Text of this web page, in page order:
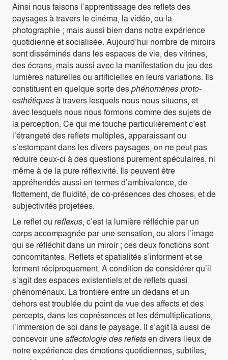
Ainsi nous faisons l’apprentissage des reflets des
paysages à travers le cinéma, la vidéo, ou la
photographie ; mais aussi bien dans notre expérience
quotidienne et socialisée. Aujourd’hui nombre de miroirs
sont disséminés dans les espaces de vie, des vitrines,
des écrans, mais aussi avec la manifestation du jeu des
lumières naturelles ou artificielles en leurs variations. Ils
constituent en quelque sorte desphénomènes proto-
esthétiquesà travers lesquels nous nous situons, et
avec lesquels nous nous formons comme des sujets de
la perception. Ce qui me touche particulièrement c’est
l’étrangeté des reflets multiples, apparaissant ou
s’estompant dans les divers paysages, on ne peut pas
réduire ceux-ci à des questions purement spéculaires, ni
même à de la pure réflexivité. Ils peuvent être
appréhendés aussi en termes d’ambivalence, de
flottement, de fluidité, de co-présences des choses, et de
subjectivités projetées.
Le reflet ou reflexus, c’est la lumière réfléchie par un
corps accompagnée par une sensation, ou alors l’image
qui se réfléchit dans un miroir ; ces deux fonctions sont
concomitantes. Reflets et spatialités s’informent et se
forment réciproquement. A condition de considérer qu’il
s’agit des espaces existentiels et de reflets quasi
phénoménaux. La frontière entre un dedans et un
dehors est troublée du point de vue des affects et des
percepts, dans les coprésences et les démultiplications,
l’immersion de soi dans le paysage. Il s’agit là aussi de
concevoir uneaffectologie des refletsen divers lieux de
notre expérience des émotions quotidiennes, subtiles,